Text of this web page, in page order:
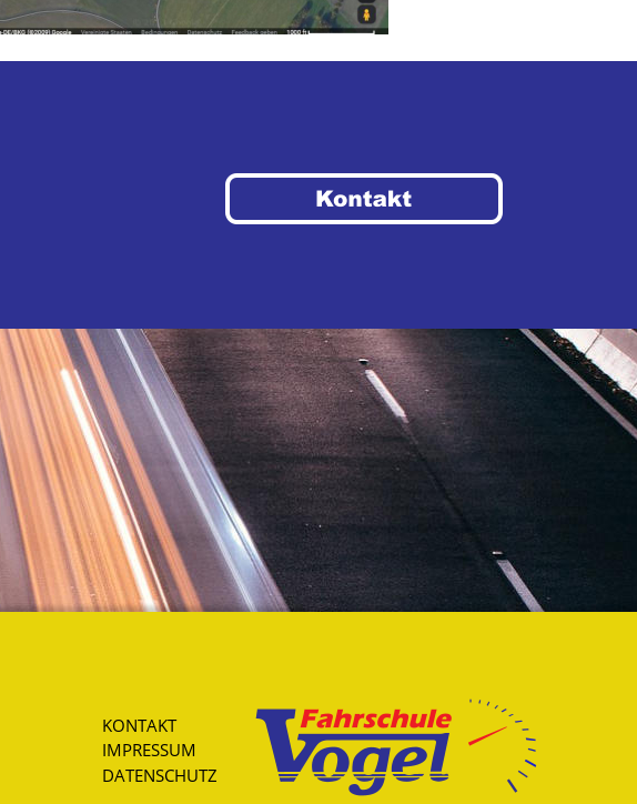
KONTAKT
IMPRESSUM
DATENSCHUTZ